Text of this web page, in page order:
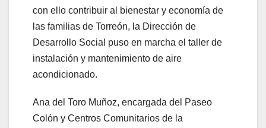
con ello contribuir al bienestar y economía de
las familias de Torreón, la Dirección de
Desarrollo Social puso en marcha el taller de
instalación y mantenimiento de aire
acondicionado.
Ana del Toro Muñoz, encargada del Paseo
Colón y Centros Comunitarios de la